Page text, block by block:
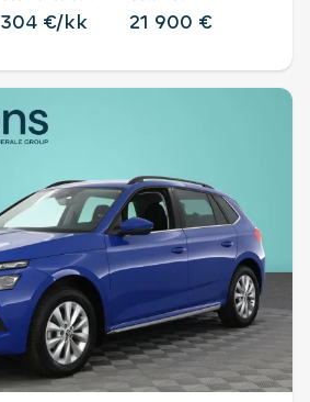
304 €/kk 21 900 €